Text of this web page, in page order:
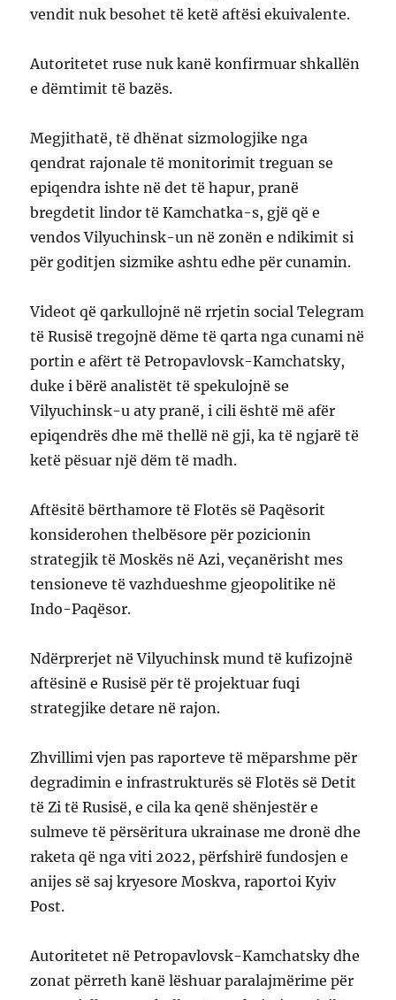
vendit nuk besohet të ketë aftësi ekuivalente.
Autoritetet ruse nuk kanë konfirmuar shkallën
e dëmtimit të bazës.
Megjithatë, të dhënat sizmologjike nga
qendrat rajonale të monitorimit treguan se
epiqendra ishte në det të hapur, pranë
bregdetit lindor të Kamchatka-s, gjë që e
vendos Vilyuchinsk-un në zonën e ndikimit si
për goditjen sizmike ashtu edhe për cunamin.
Videot që qarkullojnë në rrjetin social Telegram
të Rusisë tregojnë dëme të qarta nga cunami në
portin e afërt të Petropavlovsk-Kamchatsky,
duke i bërë analistët të spekulojnë se
Vilyuchinsk-u aty pranë, i cili është më afër
epiqendrës dhe më thellë në gji, ka të ngjarë të
ketë pësuar një dëm të madh.
Aftësitë bërthamore të Flotës së Paqësorit
konsiderohen thelbësore për pozicionin
strategjik të Moskës në Azi, veçanërisht mes
tensioneve të vazhdueshme gjeopolitike në
Indo-Paqësor.
Ndërprerjet në Vilyuchinsk mund të kufizojnë
aftësinë e Rusisë për të projektuar fuqi
strategjike detare në rajon.
Zhvillimi vjen pas raporteve të mëparshme për
degradimin e infrastrukturës së Flotës së Detit
të Zi të Rusisë, e cila ka qenë shënjestër e
sulmeve të përsëritura ukrainase me dronë dhe
raketa që nga viti 2022, përfshirë fundosjen e
anijes së saj kryesore Moskva, raportoi Kyiv
Post.
Autoritetet në Petropavlovsk-Kamchatsky dhe
zonat përreth kanë lëshuar paralajmërime për